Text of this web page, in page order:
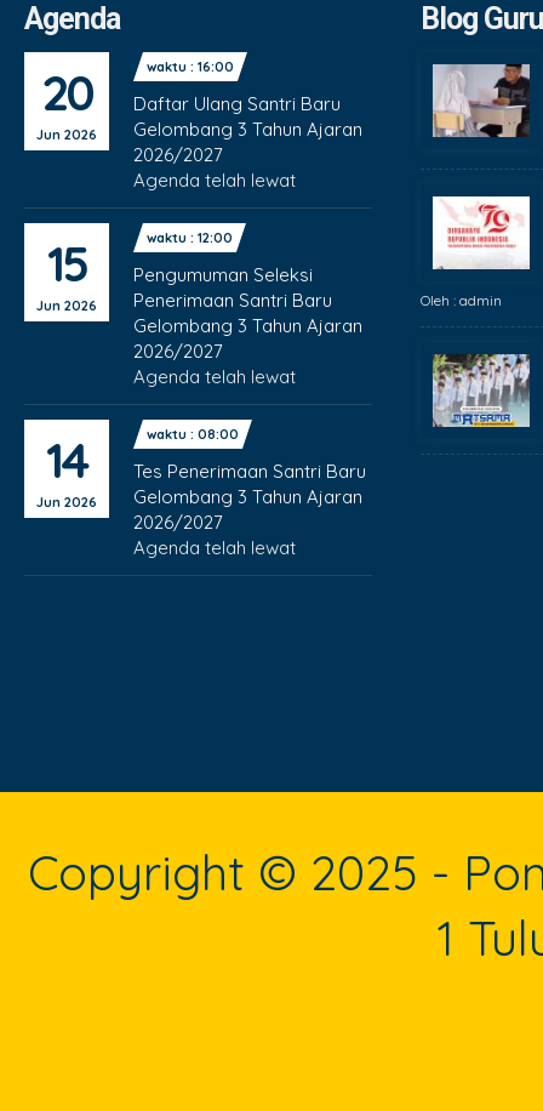
Agenda
20
Jun 2026
waktu : 16:00
Daftar Ulang Santri Baru
Gelombang 3 Tahun Ajaran
2026/2027
Agenda telah lewat
15
Jun 2026
waktu : 12:00
Pengumuman Seleksi
Penerimaan Santri Baru
Gelombang 3 Tahun Ajaran
2026/2027
Agenda telah lewat
14
Jun 2026
waktu : 08:00
Tes Penerimaan Santri Baru
Gelombang 3 Tahun Ajaran
2026/2027
Agenda telah lewat
Blog Guru
Oleh : admin
Copyright © 2025 -
1